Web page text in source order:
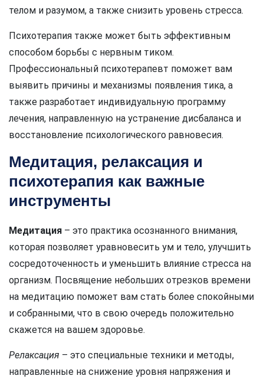
телом и разумом, а также снизить уровень стресса.
Психотерапия также может быть эффективным
способом борьбы с нервным тиком.
Профессиональный психотерапевт поможет вам
выявить причины и механизмы появления тика, а
также разработает индивидуальную программу
лечения, направленную на устранение дисбаланса и
восстановление психологического равновесия.
Медитация, релаксация и
психотерапия как важные
инструменты
Медитация – это практика осознанного внимания,
которая позволяет уравновесить ум и тело, улучшить
сосредоточенность и уменьшить влияние стресса на
организм. Посвящение небольших отрезков времени
на медитацию поможет вам стать более спокойными
и собранными, что в свою очередь положительно
скажется на вашем здоровье.
Релаксация – это специальные техники и методы,
направленные на снижение уровня напряжения и